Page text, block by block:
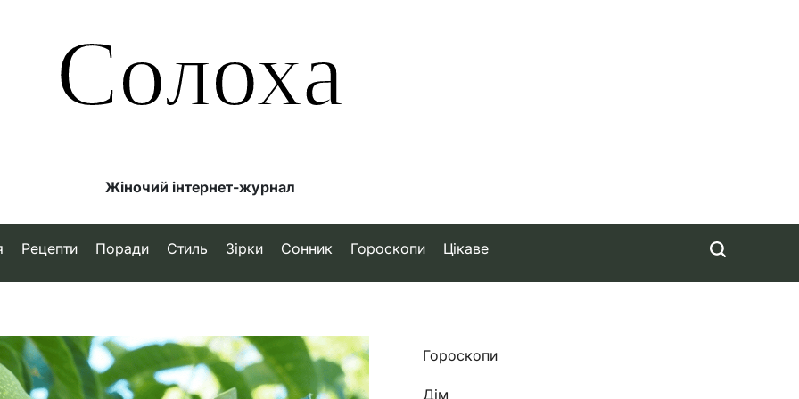
Солоха
Жіночий інтернет-журнал
Рецепти Поради Стиль Зірки Сонник Гороскопи Цікаве
Гороскопи
Дім